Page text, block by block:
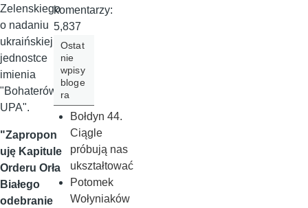
Zelenskiego
o nadaniu
ukraińskiej
jednostce
imienia
"Bohaterów
UPA".
"Zapropon
uję Kapitule
Orderu Orła
Białego
odebranie
komentarzy:
5,837
Ostat
nie
wpisy
bloge
ra
Bołdyn 44.
Ciągle
próbują nas
ukształtować
Potomek
Wołyniaków